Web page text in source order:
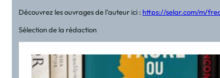
Découvrez les ouvrages de l’auteur ici : https://selar.com/m/
Sélection de la rédaction